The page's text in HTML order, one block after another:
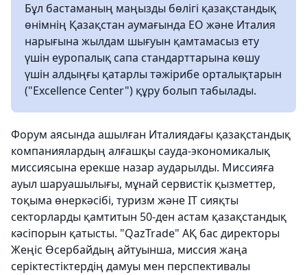
Бұл бастаманың маңызды бөлігі қазақстандық
өнімнің Қазақстан аумағында ЕО және Италия
нарығына жылдам шығуын қамтамасыз ету
үшін еуропалық сапа стандарттарына көшу
үшін алдыңғы қатарлы тәжірибе орталықтарын
("Excellence Center") құру болып табылады.
Форум аясында ашылған Италиядағы қазақстандық
компаниялардың алғашқы сауда-экономикалық
миссиясына ерекше назар аударылды. Миссияға
ауыл шаруашылығы, мұнай сервистік қызметтер,
тоқыма өнеркәсібі, туризм және IT сияқты
секторларды қамтитын 50-ден астам қазақстандық
кәсіпорын қатысты. "QazTrade" АҚ бас директоры
Жеңіс Өсербайдың айтуынша, миссия жаңа
серіктестіктердің дамуы мен перспективалы